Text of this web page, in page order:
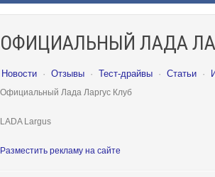
ОФИЦИАЛЬНЫЙ ЛАДА
Новости · Отзывы · Тест-драйвы · Статьи ·
Официальный Лада Ларгус Клуб
LADA Largus
Разместить рекламу на сайте